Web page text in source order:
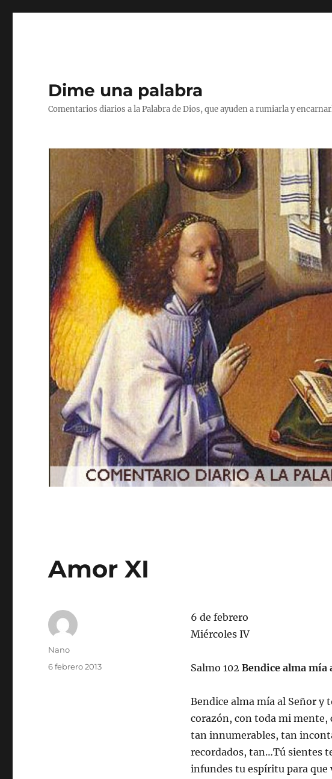
Dime una palabra
Comentarios diarios a la Palabra de Dios, que ayuden a rumiarla y
Amor XI
6 de febrero
Miércoles IV
Salmo 102 Bendice alma mía
Bendice alma mía al Señor y
corazón, con toda mi mente,
tan innumerables, tan
recordados, tan…Tú sientes
infundes tu espíritu para que
Autor
Nano
Publicado
6 febrero 2013